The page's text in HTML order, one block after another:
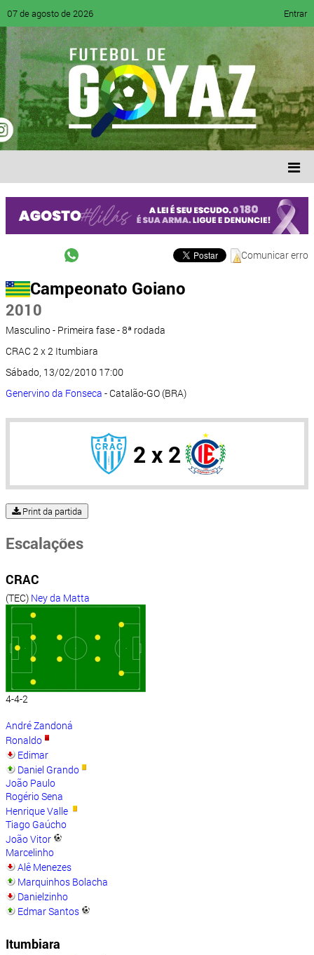
07 de agosto de 2026 Entrar
Comunicar erro
Campeonato Goiano
2010
Masculino - Primeira fase - 8ª rodada
CRAC 2 x 2 Itumbiara
Sábado, 13/02/2010 17:00
Genervino da Fonseca - Catalão-GO (BRA)
2 x 2
Print da partida
Escalações
CRAC
(TEC) Ney da Matta
4-4-2
André Zandoná
Ronaldo
Edimar
Daniel Grando
João Paulo
Rogério Sena
Henrique Valle
Tiago Gaúcho
João Vitor
Marcelinho
Alê Menezes
Marquinhos Bolacha
Danielzinho
Edmar Santos
Itumbiara